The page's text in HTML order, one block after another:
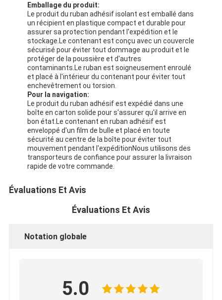
Emballage du produit:
Le produit du ruban adhésif isolant est emballé dans
un récipient en plastique compact et durable pour
assurer sa protection pendant l'expédition et le
stockage.Le contenant est conçu avec un couvercle
sécurisé pour éviter tout dommage au produit et le
protéger de la poussière et d'autres
contaminants.Le ruban est soigneusement enroulé
et placé à l'intérieur du contenant pour éviter tout
enchevêtrement ou torsion.
Pour la navigation:
Le produit du ruban adhésif est expédié dans une
boîte en carton solide pour s'assurer qu'il arrive en
bon état.Le contenant en ruban adhésif est
enveloppé d'un film de bulle et placé en toute
sécurité au centre de la boîte pour éviter tout
mouvement pendant l'expéditionNous utilisons des
transporteurs de confiance pour assurer la livraison
rapide de votre commande.
Évaluations Et Avis
Évaluations Et Avis
Notation globale
5.0